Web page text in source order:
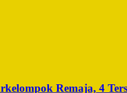
Remaja, 4